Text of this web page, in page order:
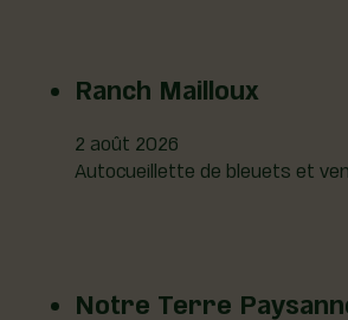
Ranch Mailloux
2 août 2026
Autocueillette de bleuets et
Notre Terre